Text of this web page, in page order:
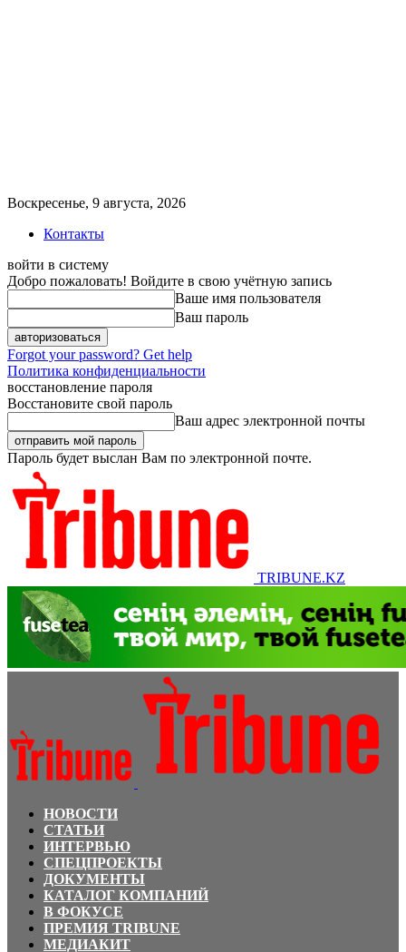
Воскресенье, 9 августа, 2026
Контакты
войти в систему
Добро пожаловать! Войдите в свою учётную запись
Ваше имя пользователя
Ваш пароль
Forgot your password? Get help
Политика конфиденциальности
восстановление пароля
Восстановите свой пароль
Ваш адрес электронной почты
Пароль будет выслан Вам по электронной почте.
TRIBUNE.KZ
НОВОСТИ
СТАТЬИ
ИНТЕРВЬЮ
СПЕЦПРОЕКТЫ
ДОКУМЕНТЫ
КАТАЛОГ КОМПАНИЙ
В ФОКУСЕ
ПРЕМИЯ TRIBUNE
МЕДИАКИТ